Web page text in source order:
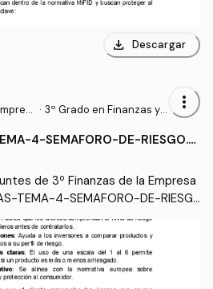
download Descargar
· 3º Grado en Finanzas y
more_vert
4-SEMAFORO-DE-RIESGO.p
de 3º Finanzas de la Empresa
TEMA-4-SEMAFORO-DE-RIESG